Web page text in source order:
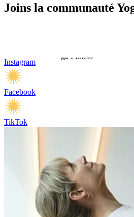
Joins la communauté
Instagram
Facebook
TikTok